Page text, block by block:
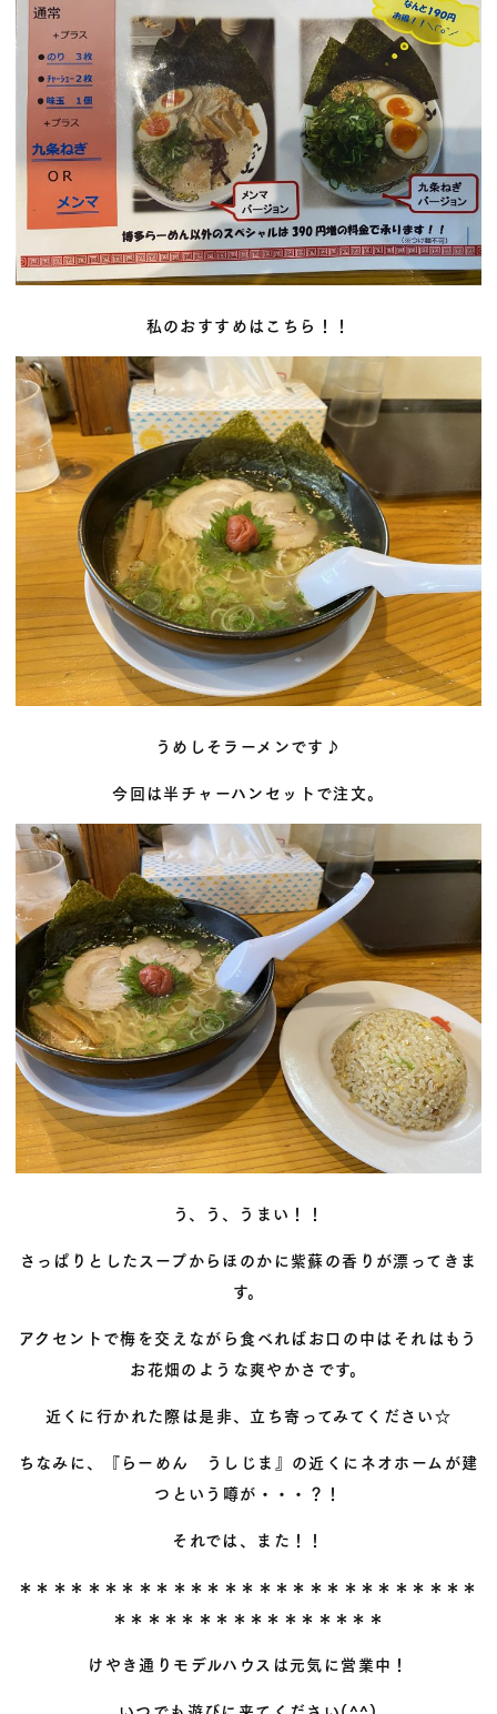
私のおすすめはこちら！！
うめしそラーメンです♪
今回は半チャーハンセットで注文。
う、う、うまい！！
さっぱりとしたスープからほのかに紫蘇の香りが漂ってきま
す。
アクセントで梅を交えながら食べればお口の中はそれはもう
お花畑のような爽やかさです。
近くに行かれた際は是非、立ち寄ってみてください☆
ちなみに、『らーめん うしじま』の近くにネオホームが建
つという噂が・・・？！
それでは、また！！
＊＊＊＊＊＊＊＊＊＊＊＊＊＊＊＊＊＊＊＊＊＊＊＊＊＊＊
＊＊＊＊＊＊＊＊＊＊＊＊＊＊＊＊
けやき通りモデルハウスは元気に営業中！